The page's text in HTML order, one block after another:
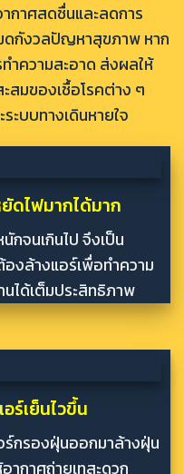
กาศสดชื่นและลดการ
ดกังวลปัญหาสุขภาพ หาก
ทำความสะอาด ส่งผลให้
สมของเชื้อโรคต่าง ๆ
ะบบทางเดินหายใจ
ดไฟมากได้มาก
กจนเกินไป จึงเป็น
องล้างแอร์เพื่อทำความ
นได้เต็มประสิทธิภาพ
ร์เย็นไวขึ้น
ร์กรองฝุ่นออกมาล้างฝุ่น
กาศถ่ายเทสะดวก